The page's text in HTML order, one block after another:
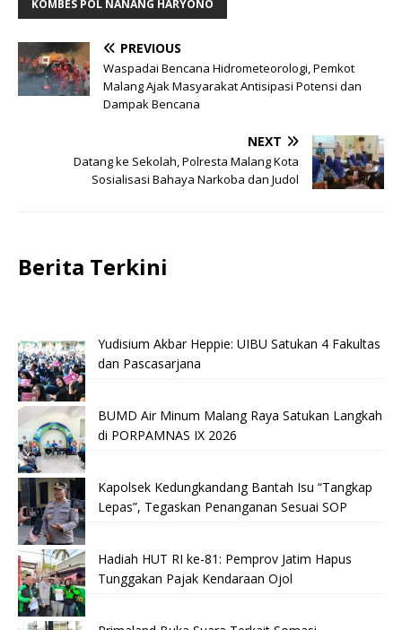
KOMBES POL NANANG HARYONO
PREVIOUS
Waspadai Bencana Hidrometeorologi, Pemkot
Malang Ajak Masyarakat Antisipasi Potensi dan
Dampak Bencana
NEXT
Datang ke Sekolah, Polresta Malang Kota
Sosialisasi Bahaya Narkoba dan Judol
Berita Terkini
Yudisium Akbar Heppie: UIBU Satukan 4 Fakultas
dan Pascasarjana
BUMD Air Minum Malang Raya Satukan Langkah
di PORPAMNAS IX 2026
Kapolsek Kedungkandang Bantah Isu “Tangkap
Lepas”, Tegaskan Penanganan Sesuai SOP
Hadiah HUT RI ke-81: Pemprov Jatim Hapus
Tunggakan Pajak Kendaraan Ojol